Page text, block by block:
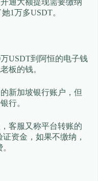
1万多USDT。
USDT到阿恒的电子钱
板的钱。
新加坡银行账户，但
行。
客服又称平台转账的
资金，如果不缴纳，